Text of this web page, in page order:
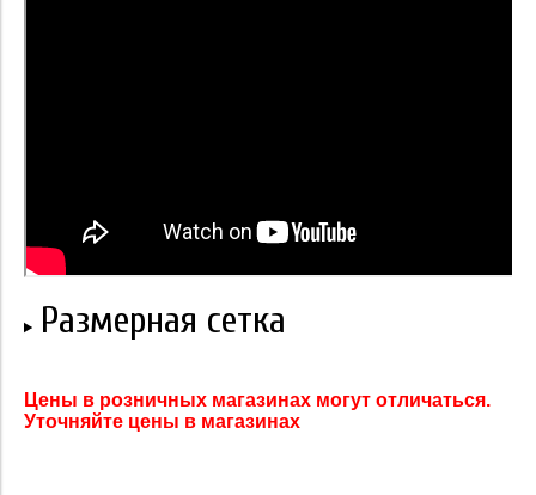
Размерная сетка
Цены в розничных магазинах могут отличаться.
Уточняйте цены в магазинах